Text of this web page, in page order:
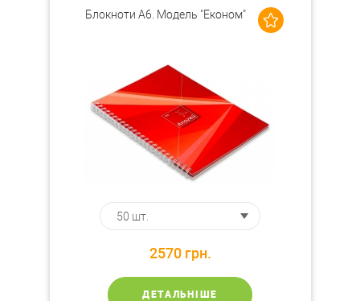
Блокноти А6. Модель "Економ"
2570 грн.
ДЕТАЛЬНІШЕ